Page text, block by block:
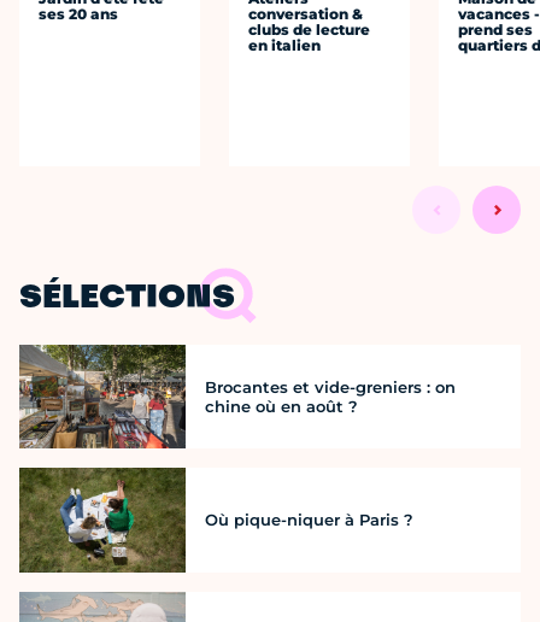
ses 20 ans
conversation &
clubs de lecture
en italien
vacances
prend ses
quartiers
SÉLECTIONS
Brocantes et vide-greniers : on
chine où en août ?
Où pique-niquer à Paris ?